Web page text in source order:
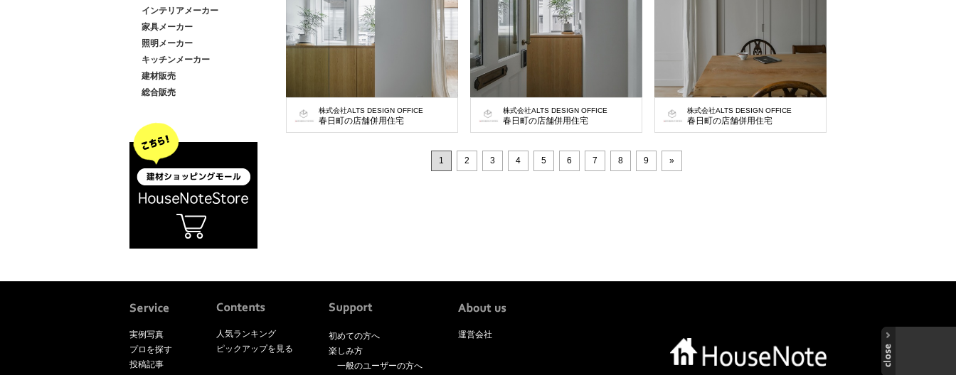
インテリアメーカー
家具メーカー
照明メーカー
キッチンメーカー
建材販売
総合販売
株式会社ALTS DESIGN OFFICE
春日町の店舗併用住宅
株式会社ALTS DESIGN OFFICE
春日町の店舗併用住宅
株式会社ALTS DESIGN OFFICE
春日町の店舗併用住宅
1 2 3 4 5 6 7 8 9 »
実例写真
プロを探す
投稿記事
人気ランキング
ピックアップを見る
初めての方へ
楽しみ方
一般のユーザーの方へ
運営会社